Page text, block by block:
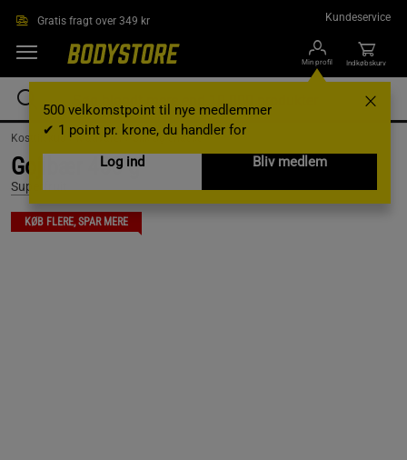
Gratis fragt over 349 kr Kundeservice
Min profil
500 velkomstpoint til nye medlemmer
✔ 1 point pr. krone, du handler for
Log ind
Bliv medlem
Indkøbskurv
Kosttilskud / Madvarer / Slik og snacks
Gojibær 450 g
Superfruit
KØB FLERE, SPAR MERE